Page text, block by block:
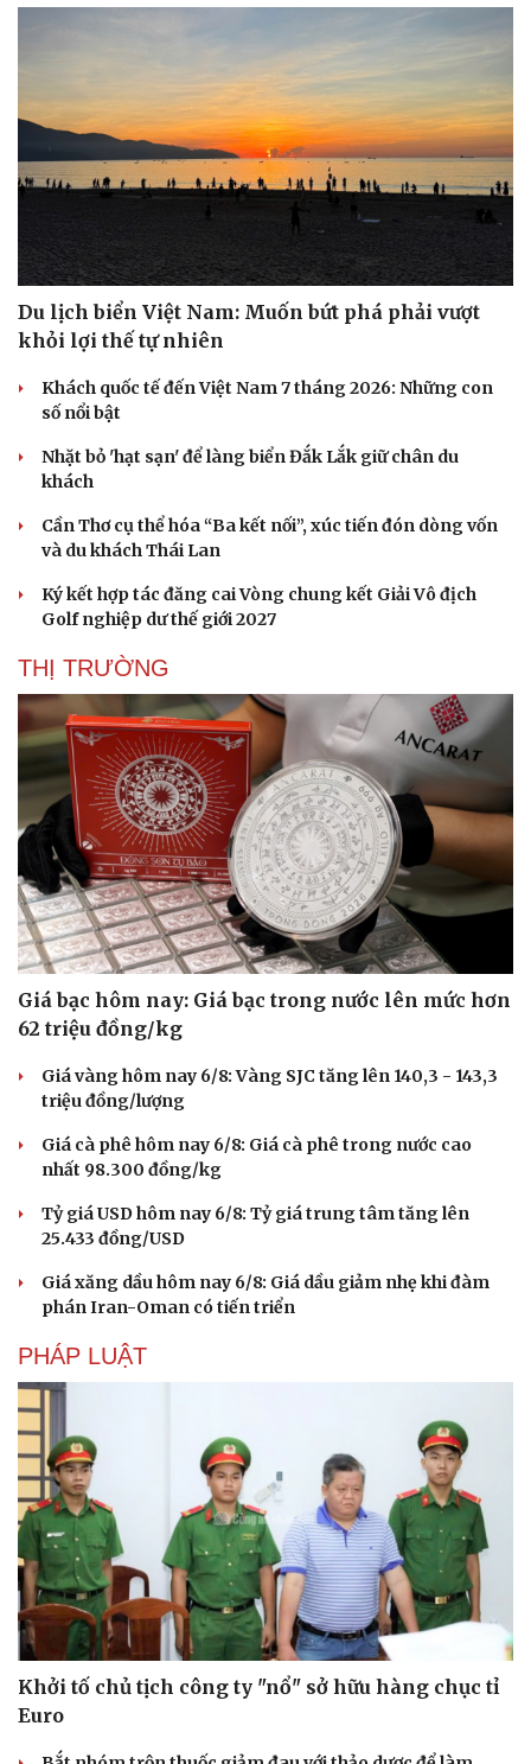
Sân khấu - Điện ảnh
Văn học
Âm nhạc
Di sản
Nghệ sĩ
Sao Việt
Du lịch biển Việt Nam: Muốn bứt phá phải vượt
khỏi lợi thế tự nhiên
Khách quốc tế đến Việt Nam 7 tháng 2026: Những con
số nổi bật
Nhặt bỏ 'hạt sạn' để làng biển Đắk Lắk giữ chân du
khách
Cần Thơ cụ thể hóa “Ba kết nối”, xúc tiến đón dòng vốn
và du khách Thái Lan
Ký kết hợp tác đăng cai Vòng chung kết Giải Vô địch
Golf nghiệp dư thế giới 2027
THỊ TRƯỜNG
Giá bạc hôm nay: Giá bạc trong nước lên mức hơn
62 triệu đồng/kg
Giá vàng hôm nay 6/8: Vàng SJC tăng lên 140,3 - 143,3
triệu đồng/lượng
Giá cà phê hôm nay 6/8: Giá cà phê trong nước cao
nhất 98.300 đồng/kg
Tỷ giá USD hôm nay 6/8: Tỷ giá trung tâm tăng lên
25.433 đồng/USD
Giá xăng dầu hôm nay 6/8: Giá dầu giảm nhẹ khi đàm
phán Iran-Oman có tiến triển
PHÁP LUẬT
Khởi tố chủ tịch công ty "nổ" sở hữu hàng chục tỉ
Euro